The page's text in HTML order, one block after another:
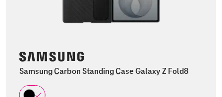
Samsung Carbon Standing Case Galaxy Z Fold8